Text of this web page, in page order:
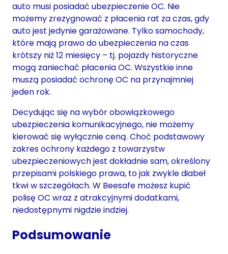
auto musi posiadać ubezpieczenie OC. Nie
możemy zrezygnować z płacenia rat za czas, gdy
auto jest jedynie garażowane. Tylko samochody,
które mają prawo do ubezpieczenia na czas
krótszy niż 12 miesięcy – tj. pojazdy historyczne
mogą zaniechać płacenia OC. Wszystkie inne
muszą posiadać ochronę OC na przynajmniej
jeden rok.
Decydując się na wybór obowiązkowego
ubezpieczenia komunikacyjnego, nie możemy
kierować się wyłącznie ceną. Choć podstawowy
zakres ochrony każdego z towarzystw
ubezpieczeniowych jest dokładnie sam, określony
przepisami polskiego prawa, to jak zwykle diabeł
tkwi w szczegółach. W Beesafe możesz kupić
polisę OC wraz z atrakcyjnymi dodatkami,
niedostępnymi nigdzie indziej.
Podsumowanie